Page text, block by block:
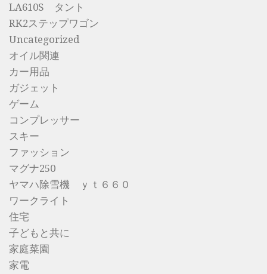
LA610S タント
RK2ステップワゴン
Uncategorized
オイル関連
カー用品
ガジェット
ゲーム
コンプレッサー
スキー
ファッション
マグナ250
ヤマハ除雪機 ｙｔ６６０
ワークライト
住宅
子どもと共に
家庭菜園
家電